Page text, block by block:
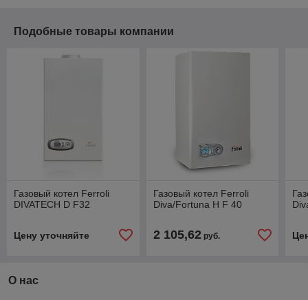
Подобные товары компании
Газовый котел Ferroli
DIVATECH D F32
Цену уточняйте
Газовый котел Ferroli
Diva/Fortuna H F 40
2 105,62руб.
О нас